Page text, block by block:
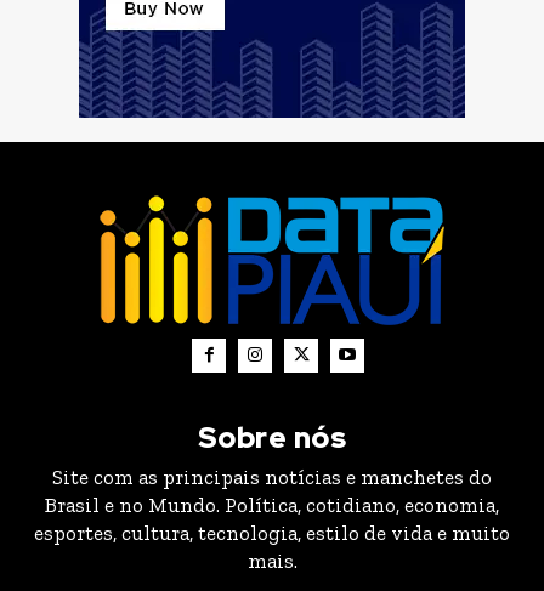
Sobre nós
Site com as principais notícias e manchetes do
Brasil e no Mundo. Política, cotidiano, economia,
esportes, cultura, tecnologia, estilo de vida e muito
mais.